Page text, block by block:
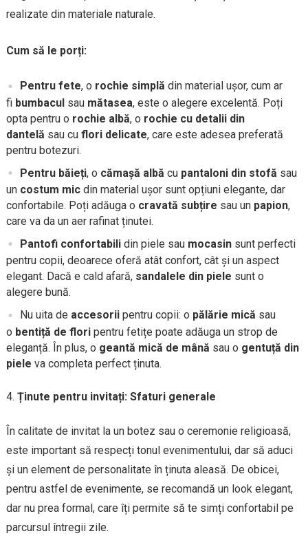
realizate din materiale naturale.
Cum să le porți:
Pentru fete, o rochie simplă din material ușor, cum ar
fi bumbaculsau mătasea, este o alegere excelentă. Poți
opta pentru o rochie albă, o rochie cu detalii din
dantelă sau cu flori delicate, care este adesea preferată
pentru botezuri.
Pentru băieți, o cămașă albă cu pantaloni din stofă sau
un costum micdin material ușor sunt opțiuni elegante, dar
confortabile. Poți adăuga o cravată subțire sau un papion,
care va da un aer rafinat ținutei.
Pantofi confortabilidin piele sau mocasinsunt perfecti
pentru copii, deoarece oferă atât confort, cât și un aspect
elegant. Dacă e cald afară, sandalele din piele sunt o
alegere bună.
Nu uita de accesoriipentru copii: o pălărie mică sau
o bentiță de floripentru fetițe poate adăuga un strop de
eleganță. În plus, o geantă mică de mână sau o gentuță din
piele va completa perfect ținuta.
Ținute pentru invitați: Sfaturi generale
În calitate de invitat la un botez sau o ceremonie religioasă,
este important să respecți tonul evenimentului, dar să aduci
și un element de personalitate în ținuta aleasă. De obicei,
pentru astfel de evenimente, se recomandă un look elegant,
dar nu prea formal, care îți permite să te simți confortabil pe
parcursul întregii zile.